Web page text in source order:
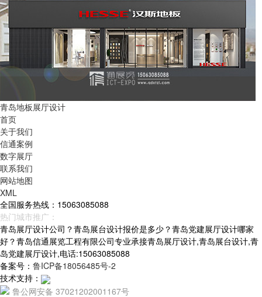
青岛地板展厅设计
首页
关于我们
信通案例
数字展厅
联系我们
网站地图
XML
全国服务热线：15063085088
热门城市推广：
青岛展厅设计公司？青岛展台设计报价是多少？青岛党建展厅设计哪家
好？青岛信通展览工程有限公司专业承接青岛展厅设计,青岛展台设计,青
岛党建展厅设计,电话:15063085088
备案号： 鲁ICP备18056485号-2
技术支持：
鲁公网安备 37021202001167号